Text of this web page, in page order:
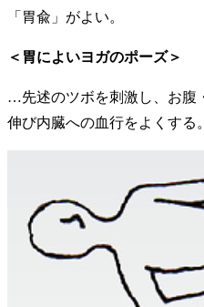
「胃兪」がよい。
＜胃によいヨガのポーズ＞
…先述のツボを刺激し、お腹
伸び内臓への血行をよくする。